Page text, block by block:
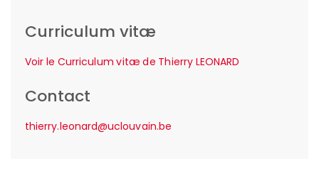
Curriculum vitæ
Voir le Curriculum vitæ de Thierry LEONARD
Contact
thierry.leonard@uclouvain.be